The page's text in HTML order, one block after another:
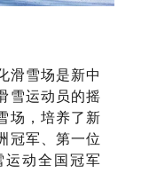
滑雪场是新中
雪运动员的摇
场，培养了新
冠军、第一位
运动全国冠军